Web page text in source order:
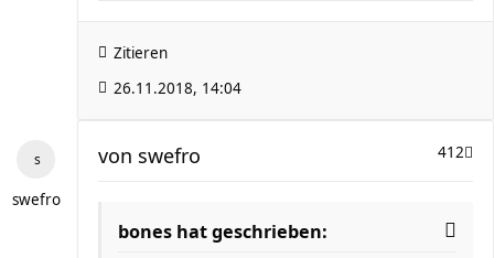
Zitieren
26.11.2018, 14:04
swefro
412
von swefro
bones hat geschrieben: